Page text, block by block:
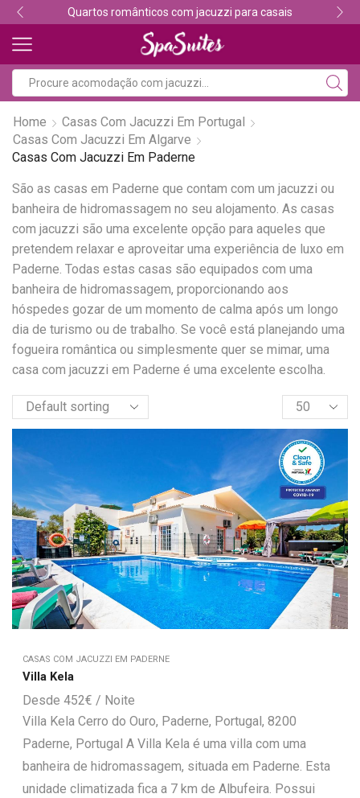
Quartos românticos com jacuzzi para casais
Home
Casas Com Jacuzzi Em Portugal
Casas Com Jacuzzi Em Algarve
Casas Com Jacuzzi Em Paderne
São as casas em Paderne que contam com um jacuzzi ou
banheira de hidromassagem no seu alojamento. As casas
com jacuzzi são uma excelente opção para aqueles que
pretendem relaxar e aproveitar uma experiência de luxo em
Paderne. Todas estas casas são equipados com uma
banheira de hidromassagem, proporcionando aos
hóspedes gozar de um momento de calma após um longo
dia de turismo ou de trabalho. Se você está planejando uma
fogueira romântica ou simplesmente quer se mimar, uma
casa com jacuzzi em Paderne é uma excelente escolha.
CASAS COM JACUZZI EM PADERNE
Villa Kela
452€
Villa Kela Cerro do Ouro, Paderne, Portugal, 8200
Paderne, Portugal A Villa Kela é uma villa com uma
banheira de hidromassagem, situada em Paderne. Esta
unidade climatizada fica a 7 km de Albufeira. Possui